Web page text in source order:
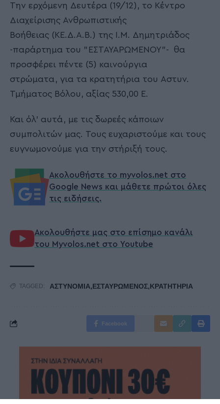
Την ερχόμενη Δευτέρα (19/12), το Κέντρο
Διαχείρισης Ανθρωπιστικής
Βοήθειας (ΚΕ.Δ.Α.Β.) της Ι.Μ. Δημητριάδος
-παράρτημα του "ΕΣΤΑΥΑΡΩΜΕΝΟΥ"- θα
προσφέρει πέντε (5) καινούργια
στρώματα, για τα κρατητήρια του Αστυν.
Τμήματος Βόλου, αξίας 530,00 Ε.
Και όλ' αυτά, με τις δωρεές κάποιων
συμπολιτών μας. Τους ευχαριστούμε και τους
ευγνωμονούμε για την στήριξή τους.
Ακολουθήστε το myvolos.net στο
Google News και μάθετε πρώτοι όλες
τις ειδήσεις.
Ακολουθήστε μας στο επίσημο κανάλι
του Myvolos.net στο Youtube
TAGGED: ΑΣΤΥΝΟΜΙΑ,ΕΣΤΑΥΡΩΜΕΝΟΣ,ΚΡΑΤΗΤΗΡΙΑ
Facebook